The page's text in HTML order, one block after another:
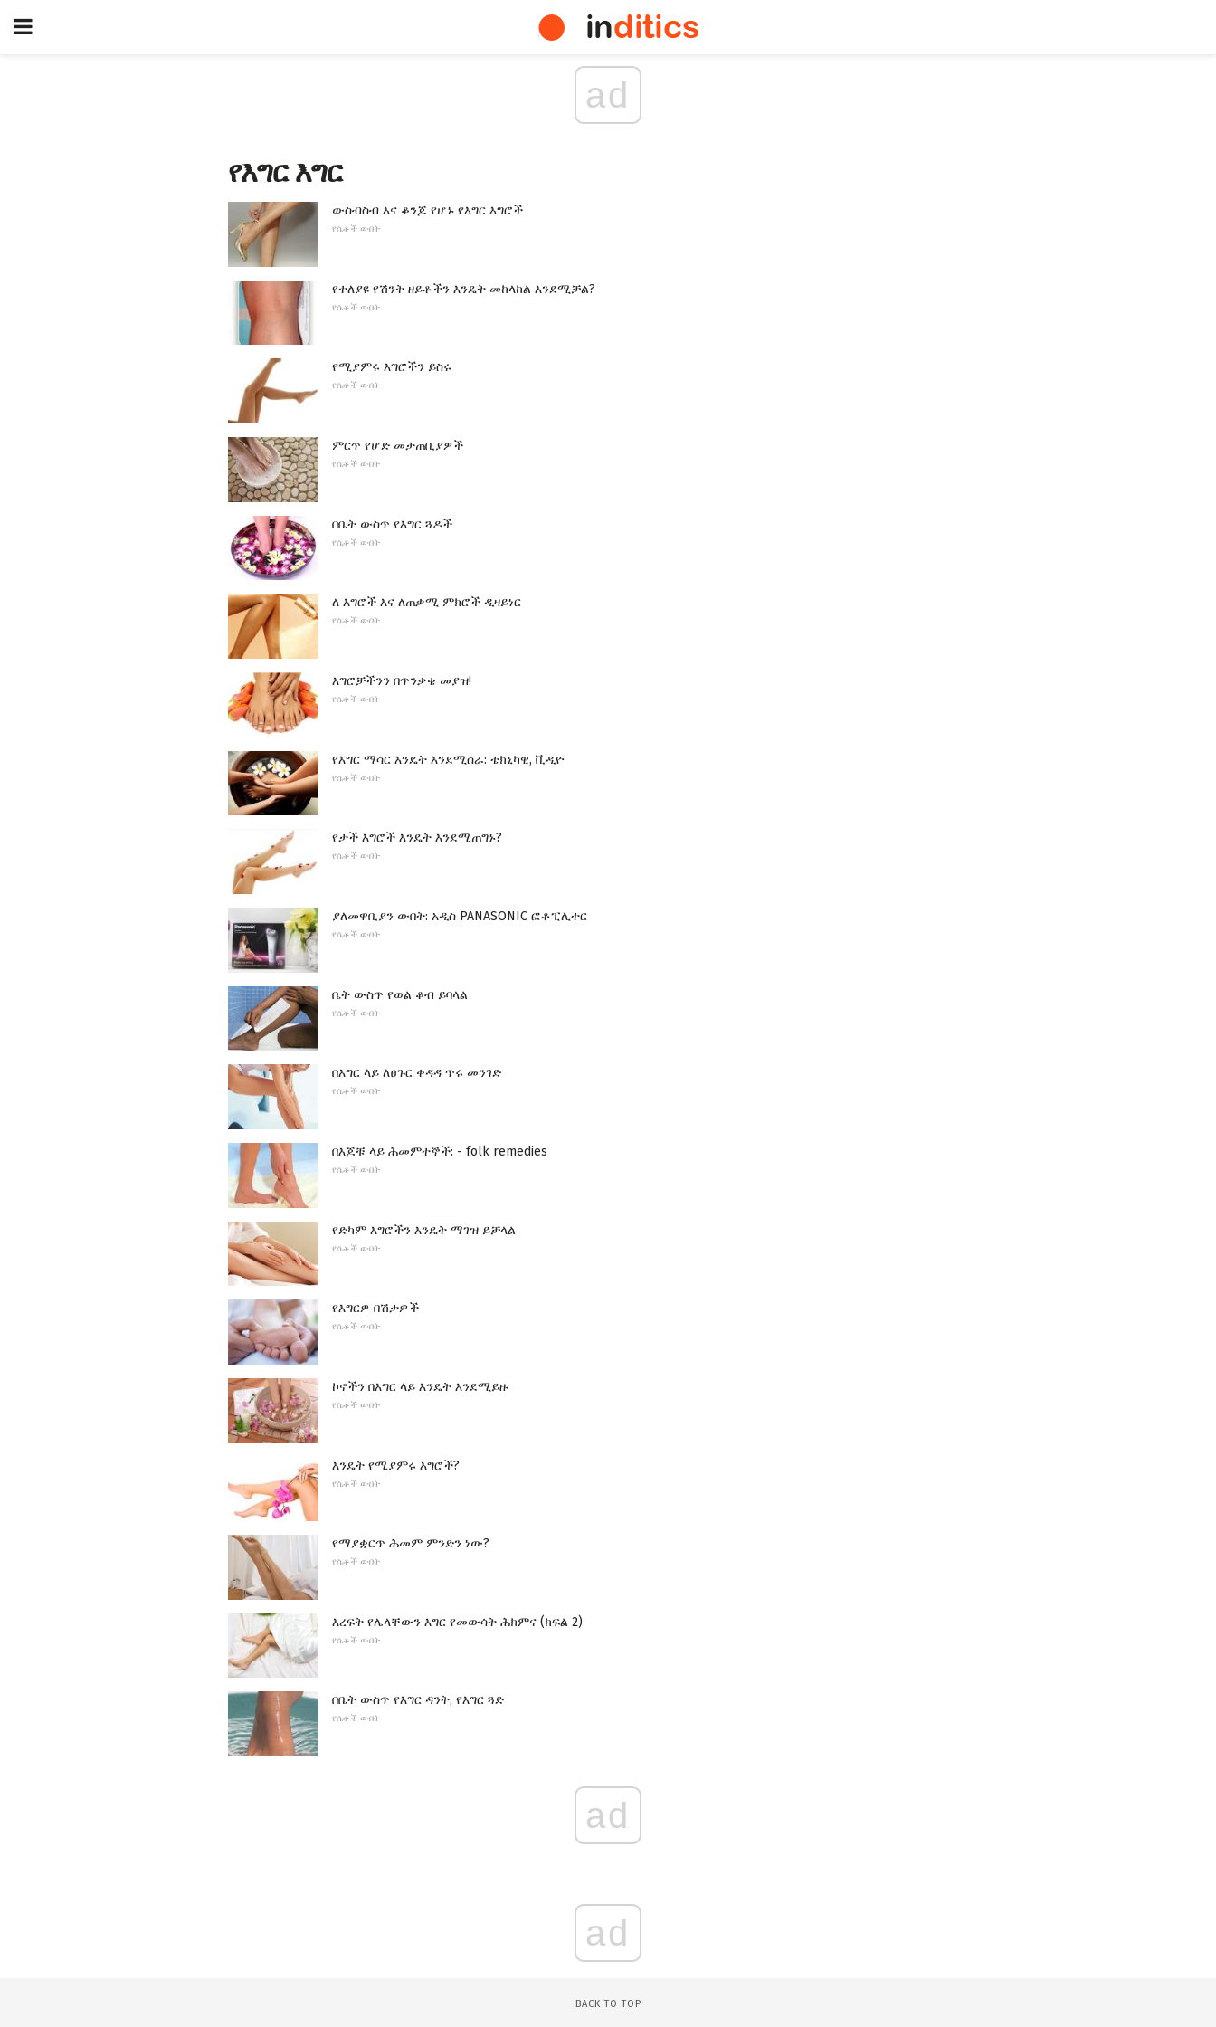
ad
የእግር እግር
ውስብስብ እና ቆንጆ የሆኑ የእግር እግሮች
የሴቶች ውበት
የተለያዩ የሽንት ዘይቶችን እንዴት መከላከል እንደሚቻል?
የሴቶች ውበት
የሚያምሩ እግሮችን ይስሩ
የሴቶች ውበት
ምርጥ የሆድ መታጠቢያዎች
የሴቶች ውበት
በቤት ውስጥ የእግር ጓዶች
የሴቶች ውበት
ለ እግሮች እና ለጠቃሚ ምክሮች ዲዛይነር
የሴቶች ውበት
እግሮቻችንን በጥንቃቄ መያዝ!
የሴቶች ውበት
የእግር ማሳር እንዴት እንደሚሰራ: ቴክኒካዊ, ቪዲዮ
የሴቶች ውበት
የታች እግሮች እንዴት እንደሚጠግኑ?
የሴቶች ውበት
ያለመዋቢያን ውበት: አዲስ PANASONIC ፎቶፒሊተር
የሴቶች ውበት
ቤት ውስጥ የወል ቆብ ይባላል
የሴቶች ውበት
በእግር ላይ ለፀጉር ቀዳዳ ጥሩ መንገድ
የሴቶች ውበት
በእጆቹ ላይ ሕመምተኞች: - folk remedies
የሴቶች ውበት
የድካም እግሮችን እንዴት ማገዝ ይቻላል
የሴቶች ውበት
የእግርዎ በሽታዎች
የሴቶች ውበት
ኮኖችን በእግር ላይ እንዴት እንደሚይዙ
የሴቶች ውበት
እንዴት የሚያምሩ እግሮች?
የሴቶች ውበት
የማያቋርጥ ሕመም ምንድን ነው?
የሴቶች ውበት
እረፍት የሌላቸውን እግር የመውሳት ሕክምና (ክፍል 2)
የሴቶች ውበት
በቤት ውስጥ የእግር ዳንት, የእግር ጓድ
የሴቶች ውበት
ad
ad
BACK TO TOP